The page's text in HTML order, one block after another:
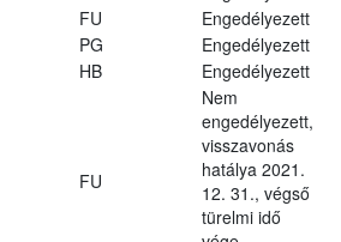
FU
Engedélyezett
PG
Engedélyezett
HB Engedélyezett
FU
Nem
engedélyezett,
visszavonás
hatálya 2021.
12. 31., végső
türelmi idő